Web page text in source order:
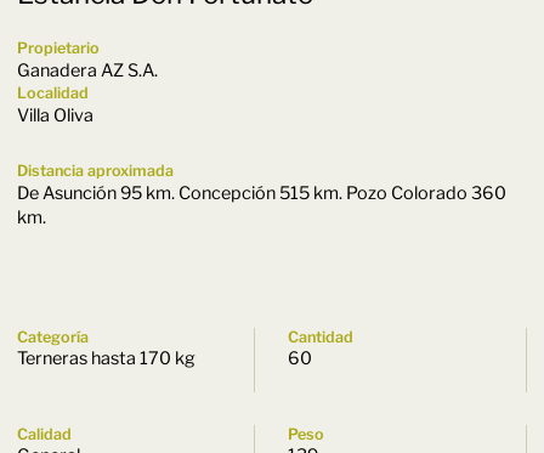
Propietario
Ganadera AZ S.A.
Localidad
Villa Oliva
Distancia aproximada
De Asunción 95 km. Concepción 515 km. Pozo Colorado 360
km.
Categoría
Terneras hasta 170 kg
Cantidad
60
Calidad Peso